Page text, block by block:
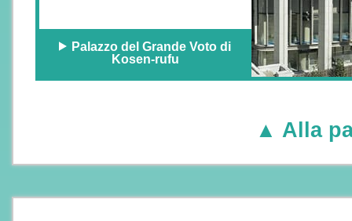
Palazzo del Grande Voto di
Kosen-rufu
▲ Alla